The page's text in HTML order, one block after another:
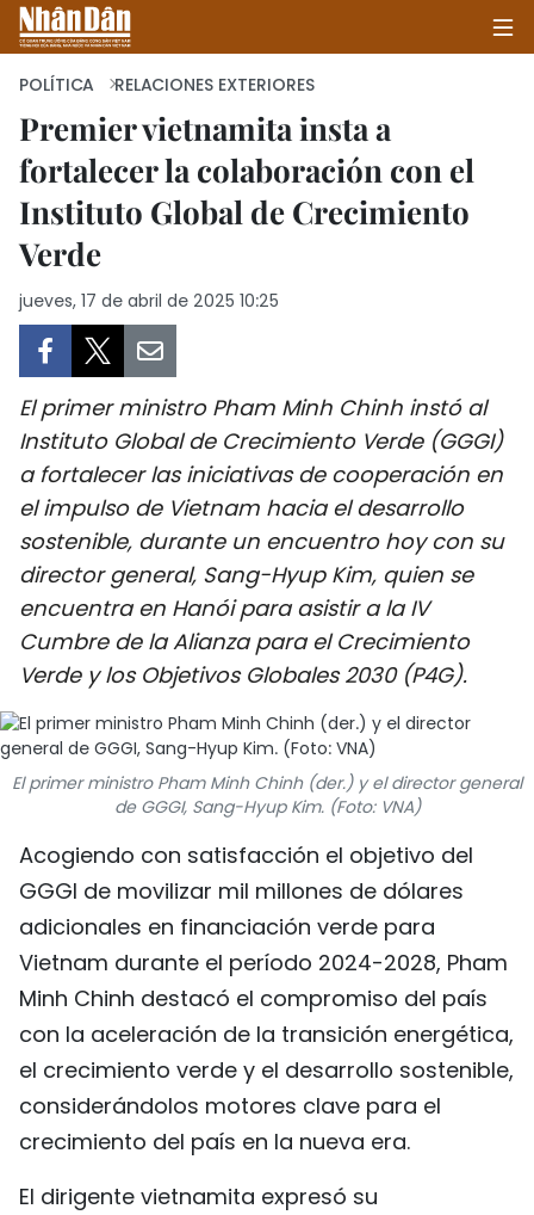
INICIO
POLÍTICA
SALUD - MEDIO AMBIENTE
CULTURA - ENTRETENIMIENTO
INTERNACIONAL
DEPORTES
VIAJES
PUENTE DE AMISTAD
HISTORIAS MULTIMEDIA
FOTOGRAFÍA
¿QUIÉNES SOMOS?
TIẾNG VIỆT
ENGLISH
中文
FRANÇAIS
РУССКИЙ
POLÍTICA RELACIONES EXTERIORES
Premier vietnamita insta a
fortalecer la colaboración con el
Instituto Global de Crecimiento
Verde
jueves, 17 de abril de 2025 10:25
El primer ministro Pham Minh Chinh instó al
Instituto Global de Crecimiento Verde (GGGI)
a fortalecer las iniciativas de cooperación en
el impulso de Vietnam hacia el desarrollo
sostenible, durante un encuentro hoy con su
director general, Sang-Hyup Kim, quien se
encuentra en Hanói para asistir a la IV
Cumbre de la Alianza para el Crecimiento
Verde y los Objetivos Globales 2030 (P4G).
El primer ministro Pham Minh Chinh (der.) y el director general
de GGGI, Sang-Hyup Kim. (Foto: VNA)
Acogiendo con satisfacción el objetivo del
GGGI de movilizar mil millones de dólares
adicionales en financiación verde para
Vietnam durante el período 2024-2028, Pham
Minh Chinh destacó el compromiso del país
con la aceleración de la transición energética,
el crecimiento verde y el desarrollo sostenible,
considerándolos motores clave para el
crecimiento del país en la nueva era.
El dirigente vietnamita expresó su